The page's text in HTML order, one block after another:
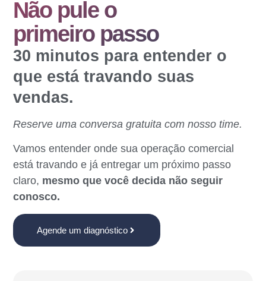
Não pule o
primeiro passo
30 minutos para entender o
que está travando suas
vendas.
Reserve uma conversa gratuita com nosso time.
Vamos entender onde sua operação comercial
está travando e já entregar um próximo passo
claro, mesmo que você decida não seguir
conosco.
Agende um diagnóstico